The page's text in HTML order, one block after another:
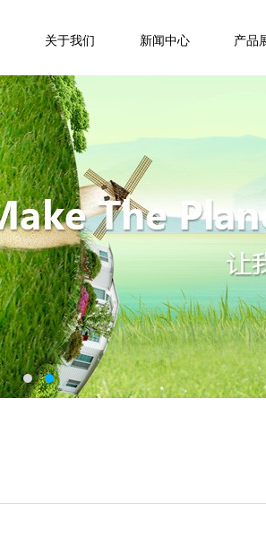
关于我们 新闻中心 产品